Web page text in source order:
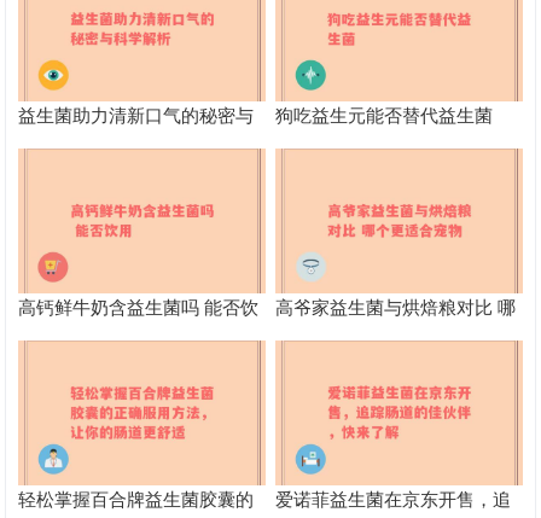
益生菌助力清新口气的秘密与
科学解析
狗吃益生元能否替代益生菌
高钙鲜牛奶含益生菌吗 能否饮
用
高爷家益生菌与烘焙粮对比 哪
个更适合宠物
轻松掌握百合牌益生菌胶囊的
爱诺菲益生菌在京东开售，追